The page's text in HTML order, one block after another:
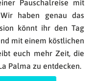
Pauschalreise mit
haben genau das
könnt ihr den Tag
mit einem köstlichen
euch mehr Zeit, die
Palma zu entdecken.